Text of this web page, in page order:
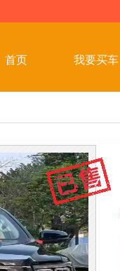
首页 我要买车